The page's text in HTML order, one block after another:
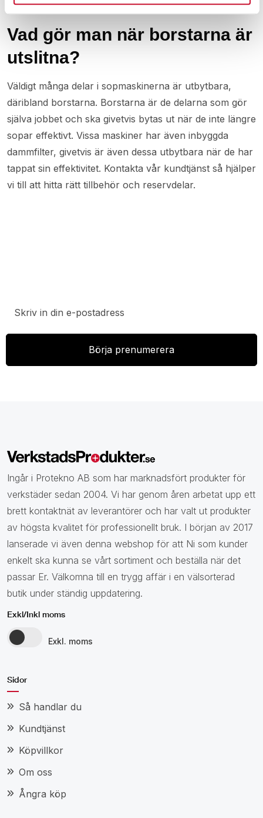
behöver bli alltför täta.
Vad gör man när borstarna är
utslitna?
Väldigt många delar i sopmaskinerna är utbytbara,
däribland borstarna. Borstarna är de delarna som gör
själva jobbet och ska givetvis bytas ut när de inte längre
sopar effektivt. Vissa maskiner har även inbyggda
dammfilter, givetvis är även dessa utbytbara när de har
tappat sin effektivitet. Kontakta vår kundtjänst så hjälper
vi till att hitta rätt tillbehör och reservdelar.
Ingår i Protekno AB som har marknadsfört produkter för
verkstäder sedan 2004. Vi har genom åren arbetat upp ett
brett kontaktnät av leverantörer och har valt ut produkter
av högsta kvalitet för professionellt bruk. I början av 2017
lanserade vi även denna webshop för att Ni som kunder
enkelt ska kunna se vårt sortiment och beställa när det
passar Er. Välkomna till en trygg affär i en välsorterad
butik under ständig uppdatering.
Exkl/Inkl moms
Exkl. moms
Sidor
Så handlar du
Kundtjänst
Köpvillkor
Om oss
Ångra köp